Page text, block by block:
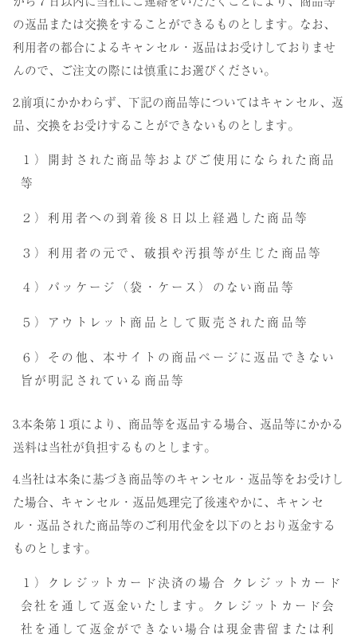
の返品または交換をすることができるものとします。なお、
利用者の都合によるキャンセル・返品はお受けしておりませ
んので、ご注文の際には慎重にお選びください。
2.前項にかかわらず、下記の商品等についてはキャンセル、返
品、交換をお受けすることができないものとします。
１）開封された商品等およびご使用になられた商品
等
２）利用者への到着後８日以上経過した商品等
３）利用者の元で、破損や汚損等が生じた商品等
４）パッケージ（袋・ケース）のない商品等
５）アウトレット商品として販売された商品等
６）その他、本サイトの商品ページに返品できない
旨が明記されている商品等
3.本条第１項により、商品等を返品する場合、返品等にかかる
送料は当社が負担するものとします。
4.当社は本条に基づき商品等のキャンセル・返品等をお受けし
た場合、キャンセル・返品処理完了後速やかに、キャンセ
ル・返品された商品等のご利用代金を以下のとおり返金する
ものとします。
１）クレジットカード決済の場合 クレジットカード
会社を通して返金いたします。クレジットカード会
社を通して返金ができない場合は現金書留または利